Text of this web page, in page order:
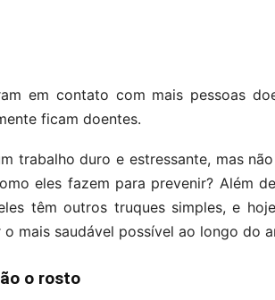
em contato com mais pessoas
ficam doentes.
trabalho duro e estressante, mas
eles fazem para prevenir? Além
têm outros truques simples, e
mais saudável possível ao longo do
o rosto